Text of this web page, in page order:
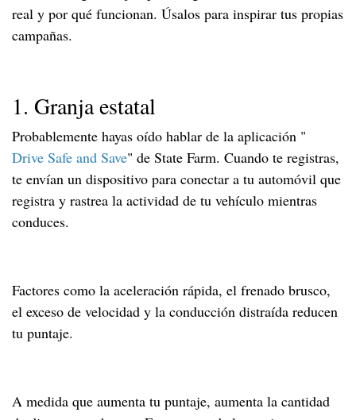
real y por qué funcionan. Úsalos para inspirar tus propias
campañas.
1. Granja estatal
Probablemente hayas oído hablar de la aplicación "
Drive Safe and Save" de State Farm. Cuando te registras,
te envían un dispositivo para conectar a tu automóvil que
registra y rastrea la actividad de tu vehículo mientras
conduces.
Factores como la aceleración rápida, el frenado brusco,
el exceso de velocidad y la conducción distraída reducen
tu puntaje.
A medida que aumenta tu puntaje, aumenta la cantidad